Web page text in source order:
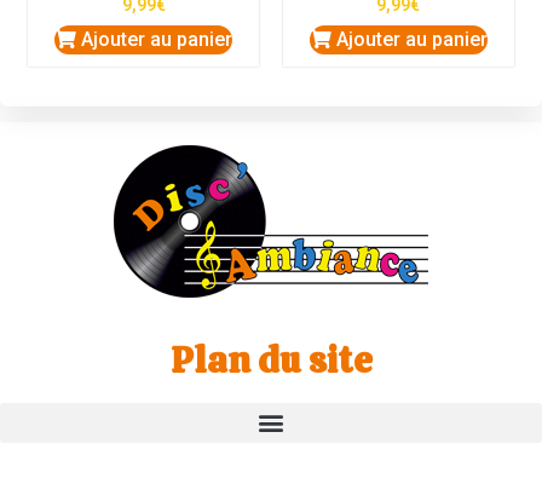
9,99€
Ajouter au panier
9,99€
Ajouter au panier
Plan du site